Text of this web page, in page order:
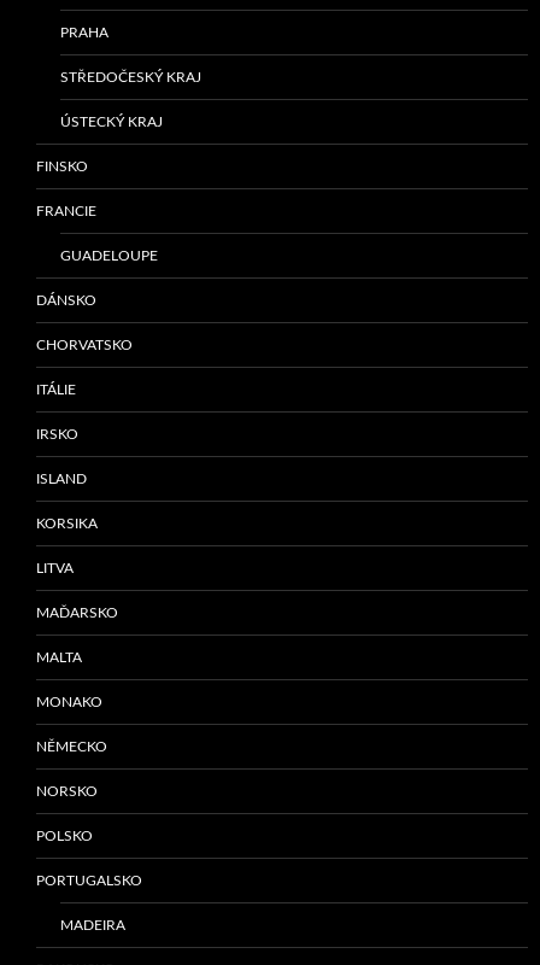
PRAHA
STŘEDOČESKÝ KRAJ
ÚSTECKÝ KRAJ
FINSKO
FRANCIE
GUADELOUPE
DÁNSKO
CHORVATSKO
ITÁLIE
IRSKO
ISLAND
KORSIKA
LITVA
MAĎARSKO
MALTA
MONAKO
NĚMECKO
NORSKO
POLSKO
PORTUGALSKO
MADEIRA